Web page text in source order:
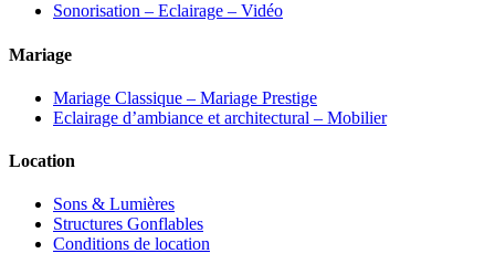
Sonorisation – Eclairage – Vidéo
Mariage
Mariage Classique – Mariage Prestige
Eclairage d’ambiance et architectural – Mobilier
Location
Sons & Lumières
Structures Gonflables
Conditions de location